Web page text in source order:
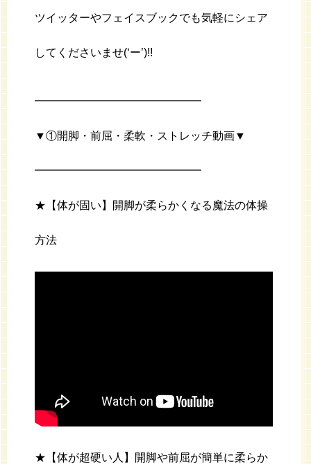
ツイッターやフェイスブックでも気軽にシェア
してくださいませ(‘ー’)!!
━━━━━━━━━━━━━━━
▼①開脚・前屈・柔軟・ストレッチ動画▼
━━━━━━━━━━━━━━━
★【体が固い】開脚が柔らかくなる魔法の体操
方法
★【体が超硬い人】開脚や前屈が簡単に柔らか